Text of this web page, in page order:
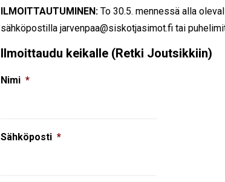
ILMOITTAUTUMINEN: To 30.5. mennessä alla
sähköpostilla jarvenpaa@siskotjasimot.fi tai
Ilmoittaudu keikalle (Retki Joutsikkiin)
Nimi *
Sähköposti *